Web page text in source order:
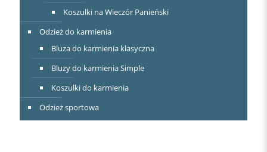
Koszulki na Wieczór Panieński
Odzież do karmienia
Bluza do karmienia klasyczna
Bluzy do karmienia Simple
Koszulki do karmienia
Odzież sportowa